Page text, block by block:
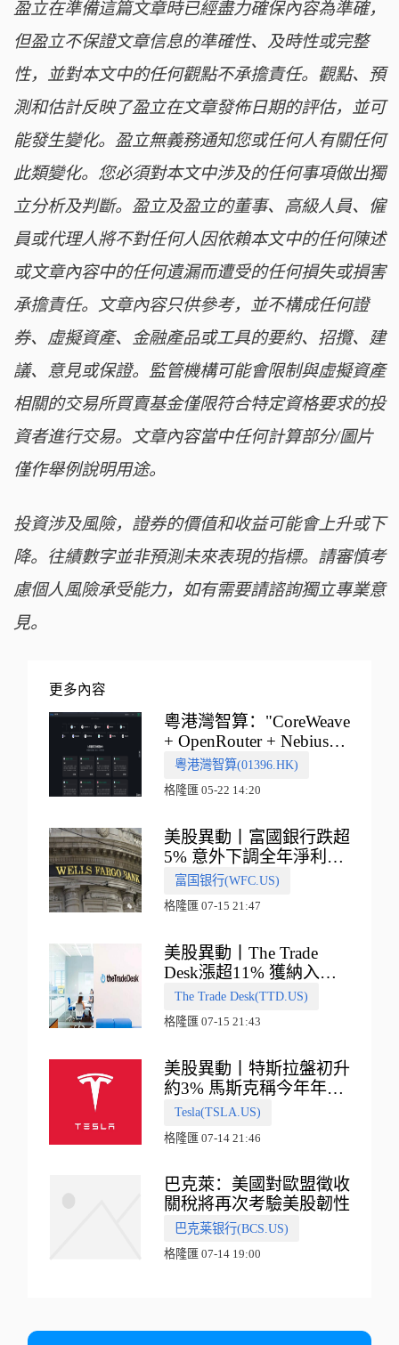
盈立在準備這篇文章時已經盡力確保內容為準確，
但盈立不保證文章信息的準確性、及時性或完整
性，並對本文中的任何觀點不承擔責任。觀點、預
測和估計反映了盈立在文章發佈日期的評估，並可
能發生變化。盈立無義務通知您或任何人有關任何
此類變化。您必須對本文中涉及的任何事項做出獨
立分析及判斷。盈立及盈立的董事、高級人員、僱
員或代理人將不對任何人因依賴本文中的任何陳述
或文章內容中的任何遺漏而遭受的任何損失或損害
承擔責任。文章內容只供參考，並不構成任何證
券、虛擬資產、金融產品或工具的要約、招攬、建
議、意見或保證。監管機構可能會限制與虛擬資產
相關的交易所買賣基金僅限符合特定資格要求的投
資者進行交易。文章內容當中任何計算部分/圖片
僅作舉例說明用途。
投資涉及風險，證券的價值和收益可能會上升或下
降。往績數字並非預測未來表現的指標。請審慎考
慮個人風險承受能力，如有需要請諮詢獨立專業意
見。
更多內容
粵港灣智算："CoreWeave
+ OpenRouter + Nebius"
多向融合的中國智算新範
式
粵港灣智算(01396.HK)
格隆匯 05-22 14:20
美股異動丨富國銀行跌超
5% 意外下調全年淨利息
收入指引
富国银行(WFC.US)
格隆匯 07-15 21:47
美股異動丨The Trade
Desk漲超11% 獲納入標
普500指數
The Trade Desk(TTD.US)
格隆匯 07-15 21:43
美股異動丨特斯拉盤初升
約3% 馬斯克稱今年年底
會有‘史詩級震撼’的演示
Tesla(TSLA.US)
格隆匯 07-14 21:46
巴克萊：美國對歐盟徵收
關稅將再次考驗美股韌性
巴克莱银行(BCS.US)
格隆匯 07-14 19:00